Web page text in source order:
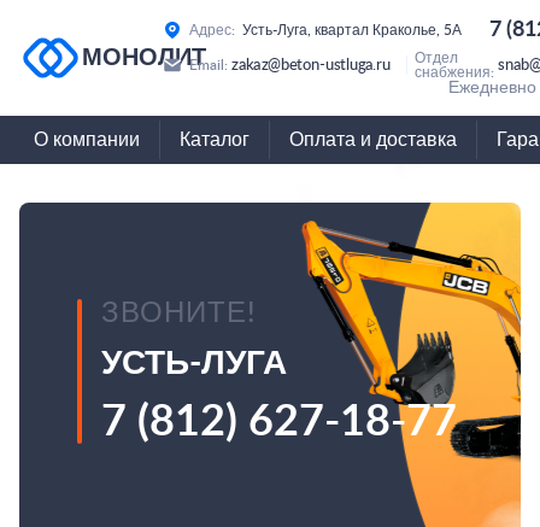
МОНОЛИТ
Адрес: Усть-Луга, квартал Краколье, 5А 7
Email: zakaz@beton-ustluga.ru
Отдел
снабжения:
О компании Каталог Оплата и доставка
ЗВОНИТЕ!
УСТЬ-ЛУГА
7 (812) 627-18-77